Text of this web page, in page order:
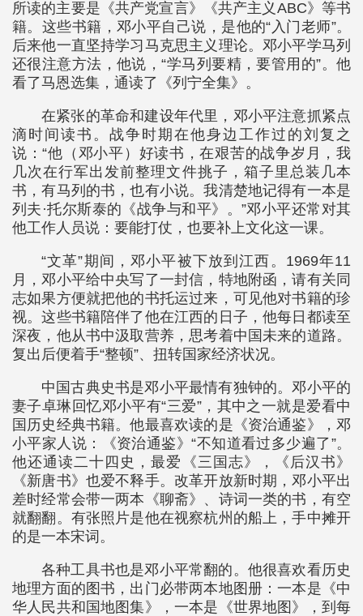
所读的主要是《共产党宣言》《共产主义ABC》等书
籍。这些书籍，邓小平自己说，是他的“入门老师”。
后来他一直坚持学习马克思主义理论。邓小平学马列
还很注意方法，他说，“学马列要精，要管用的”。他
看了马恩选集，通读了《列宁全集》。
在紧张的革命和建设年代里，邓小平注意抓紧点
滴时间读书。战争时期在他身边工作过的刘复之
说：“他（邓小平）好读书，在艰苦的战争岁月，我
几次在行军出发前整理文件挑子，箱子里总装几本
书，有马列的书，也有小说。我清楚地记得有一本是
列夫·托尔斯泰的《战争与和平》。”邓小平还常对其
他工作人员说：要能打仗，也要补上文化这一课。
“文革”期间，邓小平被下放到江西。1969年11
月，邓小平给中央写了一封信，特地附函，请有关同
志如果方便就把他的书托运过来，可见他对书籍的珍
视。这些书籍陪伴了他在江西的日子，他每日都读至
深夜，他从书中汲取营养，思考着中国未来的道路。
复出后便着手“整顿”、扭转国家经济状况。
中国古典史书是邓小平最情有独钟的。邓小平的
妻子卓琳回忆邓小平有“三爱”，其中之一就是爱看中
国历史经典书籍。他最喜欢读的是《资治通鉴》，邓
小平家人说：《资治通鉴》“不知道看过多少遍了”。
他还通读二十四史，最爱《三国志》，《后汉书》
《新唐书》也爱不释手。改革开放新时期，邓小平出
差时经常会带一两本《聊斋》、诗词一类的书，有空
就翻翻。有张照片是他在视察杭州的船上，手中摊开
的是一本宋词。
各种工具书也是邓小平常翻的。他很喜欢看历史
地理方面的图书，出门必带两本地图册：一本是《中
华人民共和国地图集》，一本是《世界地图》，到每